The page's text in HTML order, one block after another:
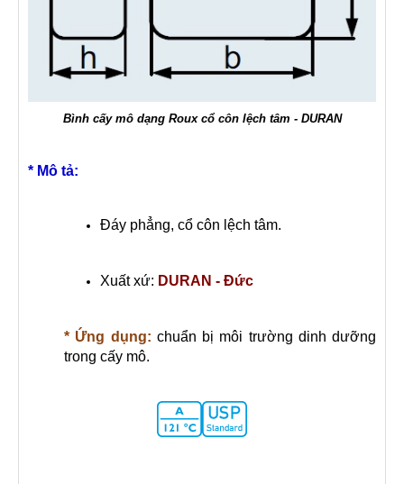
Bình cấy mô dạng Roux cổ côn lệch tâm - DURAN
* Mô tả:
Đáy phẳng, cổ côn lệch tâm.
Xuất xứ: DURAN - Đức
* Ứng dụng: chuẩn bị môi trường dinh dưỡng
trong cấy mô.